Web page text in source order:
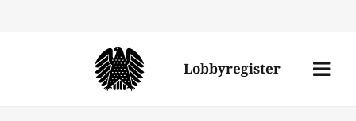
Lobbyregister
Menü